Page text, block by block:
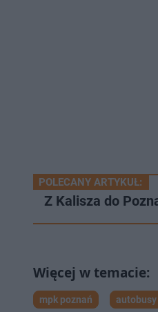
POLECANY ARTYKUŁ:
Z Kalisza do
mpk poznań autobusy